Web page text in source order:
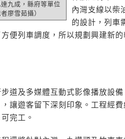
九成，縣府等單位
廖雪茹攝）
內灣支線以柴
的設計，列車
便列車調度，所以規劃興建新
道及多媒體互動式影像播放設
讓遊客留下深刻印象。工程經
完工。